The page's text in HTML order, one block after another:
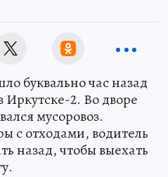
буквально час назад
Иркутске-2. Во дворе
мусоровоз.
с отходами, водитель
назад, чтобы выехать